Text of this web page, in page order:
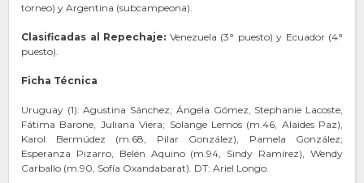
torneo) y Argentina (subcampeona).
Clasificadas al Repechaje: Venezuela (3° puesto) y Ecuador (4°
puesto).
Ficha Técnica
Uruguay (1): Agustina Sánchez; Ángela Gómez, Stephanie Lacoste,
Fátima Barone, Juliana Viera; Solange Lemos (m.46, Alaides Paz),
Karol Bermúdez (m.68, Pilar González), Pamela González;
Esperanza Pizarro, Belén Aquino (m.94, Sindy Ramírez), Wendy
Carballo (m.90, Sofía Oxandabarat). DT: Ariel Longo.